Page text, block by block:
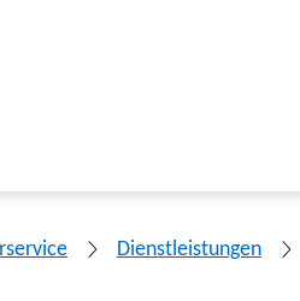
Dienstleistungen